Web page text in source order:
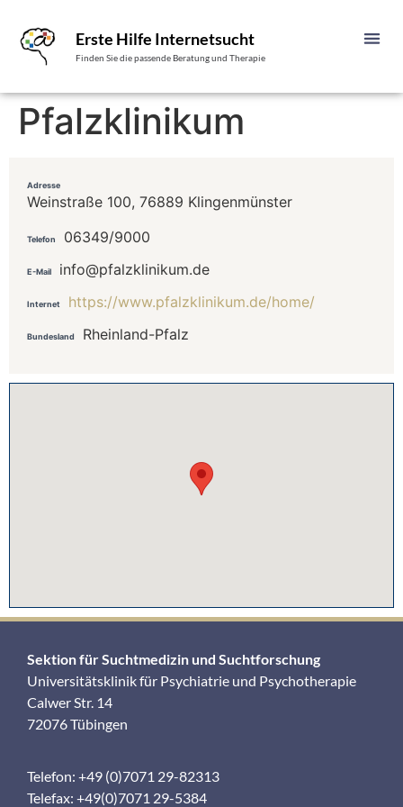
Erste Hilfe Internetsucht
Finden Sie die passende Beratung und Therapie
Pfalzklinikum
Adresse
Weinstraße 100, 76889 Klingenmünster
Telefon 06349/9000
E-Mail info@pfalzklinikum.de
Internet https://www.pfalzklinikum.de/home/
Bundesland Rheinland-Pfalz
Sektion für Suchtmedizin und Suchtforschung
Universitätsklinik für Psychiatrie und Psychotherapie
Calwer Str. 14
72076 Tübingen
Telefon: +49 (0)7071 29-82313
Telefax: +49(0)7071 29-5384